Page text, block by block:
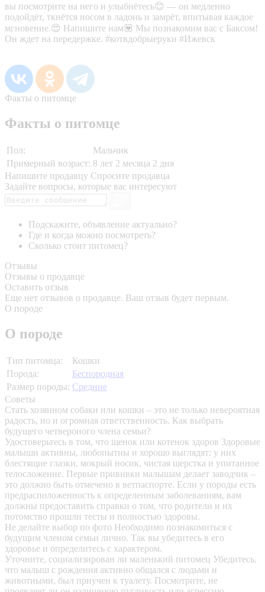
вы посмотрите на него и улыбнётесь😊 — он медленно
подойдёт, ткнётся носом в ладонь и замрёт, впитывая каждое
мгновение.😍 Напишите нам💟 Мы познакомим вас с Баксом!
Он ждет на передержке. #котвдобрыеруки #Ижевск
Факты о питомце
Факты о питомце
Пол:
Мальчик
Примерный возраст: 8 лет 2 месяца 2 дня
Напишите продавцу Спросите продавца
Задайте вопросы, которые вас интересуют
Подскажите, объявление актуально?
Где и когда можно посмотреть?
Сколько стоит питомец?
Отзывы
Отзывы о продавце
Оставить отзыв
Еще нет отзывов о продавце. Ваш отзыв будет первым.
О породе
О породе
Тип питомца:
Кошки
Порода:
Беспородная
Размер породы: Средние
Советы
Стать хозяином собаки или кошки – это не только невероятная
радость, но и огромная ответственность. Как выбрать
будущего четвероного члена семьи?
Удостоверьтесь в том, что щенок или котенок здоров Здоровые
малыши активны, любопытны и хорошо выглядят: у них
блестящие глазки, мокрый носик, чистая шерстка и упитанное
телосложение. Первые прививки малышам делает заводчик –
это должно быть отмечено в ветпаспорте. Если у породы есть
предрасположенность к определенным заболеваниям, вам
должны предоставить справки о том, что родители и их
потомство прошли тесты и полностью здоровы.
Не делайте выбор по фото Необходимо познакомиться с
будущим членом семьи лично. Так вы убедитесь в его
здоровье и определитесь с характером.
Уточните, социализирован ли маленький питомец Убедитесь,
что малыш с рождения активно общался с людьми и
животными, был приучен к туалету. Посмотрите, не